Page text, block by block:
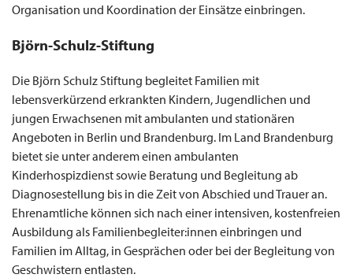
Organisation und Koordination der Einsätze einbringen.
Björn-Schulz-Stiftung
Die Björn Schulz Stiftung begleitet Familien mit
lebensverkürzend erkrankten Kindern, Jugendlichen und
jungen Erwachsenen mit ambulanten und stationären
Angeboten in Berlin und Brandenburg. Im Land Brandenburg
bietet sie unter anderem einen ambulanten
Kinderhospizdienst sowie Beratung und Begleitung ab
Diagnosestellung bis in die Zeit von Abschied und Trauer an.
Ehrenamtliche können sich nach einer intensiven, kostenfreien
Ausbildung als Familienbegleiter:innen einbringen und
Familien im Alltag, in Gesprächen oder bei der Begleitung von
Geschwistern entlasten.